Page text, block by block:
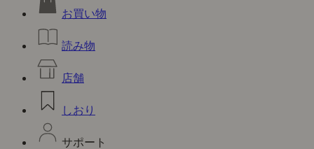
お買い物
読み物
店舗
しおり
サポート